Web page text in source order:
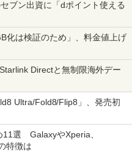
ブン出資に「dポイント使える
化は検証のため」、料金値上げ
Directと無制限海外デー
Ultra/Fold8/Flip8」、発売初
11選 GalaxyやXperia、
特徴は